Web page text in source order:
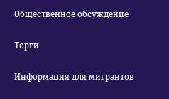
Общественное обсуждение
Торги
Информация для мигрантов